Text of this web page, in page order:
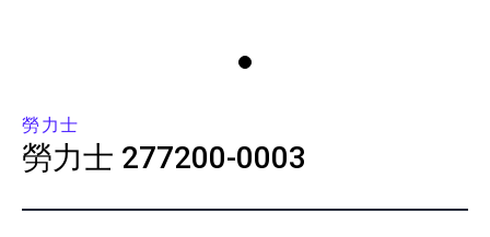
勞力士
勞力士 277200-0003